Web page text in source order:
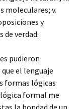
moleculares; v.
y
de verdad.
pudieron
el lenguaje
formas lógicas
formal me
la bondad de un